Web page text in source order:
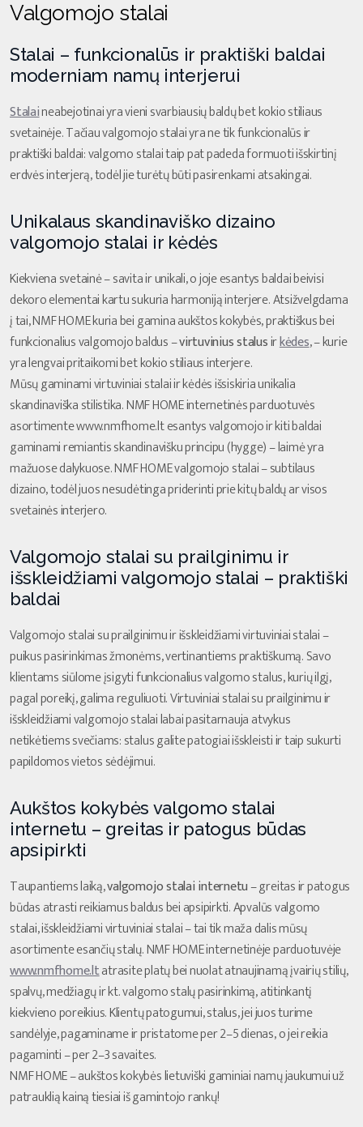
Valgomojo stalai
Stalai – funkcionalūs ir praktiški baldai
moderniam namų interjerui
Stalaineabejotinai yra vieni svarbiausių baldų bet kokio stiliaus
svetainėje. Tačiau valgomojo stalai yra ne tik funkcionalūs ir
praktiški baldai: valgomo stalai taip pat padeda formuoti išskirtinį
erdvės interjerą, todėl jie turėtų būti pasirenkami atsakingai.
Unikalaus skandinaviško dizaino
valgomojo stalai ir kėdės
Kiekviena svetainė – savita ir unikali, o joje esantys baldai beivisi
dekoro elementai kartu sukuria harmoniją interjere. Atsižvelgdama
į tai, NMF HOME kuria bei gamina aukštos kokybės, praktiškus bei
funkcionalius valgomojo baldus –virtuvinius stalusirkėdes, – kurie
yra lengvai pritaikomi bet kokio stiliaus interjere.
Mūsų gaminami virtuviniai stalai ir kėdės išsiskiria unikalia
skandinaviška stilistika. NMF HOME internetinės parduotuvės
asortimente www.nmfhome.lt esantys valgomojo ir kiti baldai
gaminami remiantis skandinavišku principu (hygge) – laimė yra
mažuose dalykuose. NMF HOME valgomojo stalai – subtilaus
dizaino, todėl juos nesudėtinga priderinti prie kitų baldų ar visos
svetainės interjero.
Valgomojo stalai su prailginimu ir
išskleidžiami valgomojo stalai – praktiški
baldai
Valgomojo stalai su prailginimu ir išskleidžiami virtuviniai stalai –
puikus pasirinkimas žmonėms, vertinantiems praktiškumą. Savo
klientams siūlome įsigyti funkcionalius valgomo stalus, kurių ilgį,
pagal poreikį, galima reguliuoti. Virtuviniai stalai su prailginimu ir
išskleidžiami valgomojo stalai labai pasitarnauja atvykus
netikėtiems svečiams: stalus galite patogiai išskleisti ir taip sukurti
papildomos vietos sėdėjimui.
Aukštos kokybės valgomo stalai
internetu – greitas ir patogus būdas
apsipirkti
Taupantiems laiką,valgomojo stalai internetu– greitas ir patogus
būdas atrasti reikiamus baldus bei apsipirkti. Apvalūs valgomo
stalai, išskleidžiami virtuviniai stalai – tai tik maža dalis mūsų
asortimente esančių stalų. NMF HOME internetinėje parduotuvėje
www.nmfhome.ltatrasite platų bei nuolat atnaujinamą įvairių stilių,
spalvų, medžiagų ir kt. valgomo stalų pasirinkimą, atitinkantį
kiekvieno poreikius. Klientų patogumui, stalus, jei juos turime
sandėlyje, pagaminame ir pristatome per 2–5 dienas, o jei reikia
pagaminti – per 2–3 savaites.
NMF HOME – aukštos kokybės lietuviški gaminiai namų jaukumui už
patrauklią kainą tiesiai iš gamintojo rankų!